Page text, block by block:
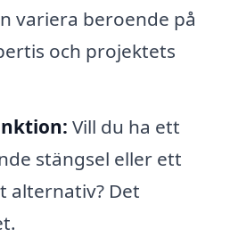
variera beroende på
och projektets
Vill du ha ett
stängsel eller ett
alternativ? Det